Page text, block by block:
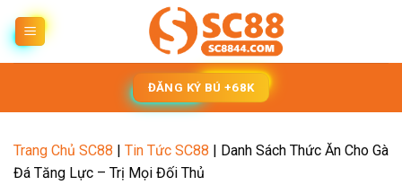
Chuyển
đến
nội
ĐĂNG KÝ BÚ +68K
Trang Chủ SC88 | Tin Tức SC88 | Danh Sách Thức Ăn Cho Gà
Đá Tăng Lực – Trị Mọi Đối Thủ